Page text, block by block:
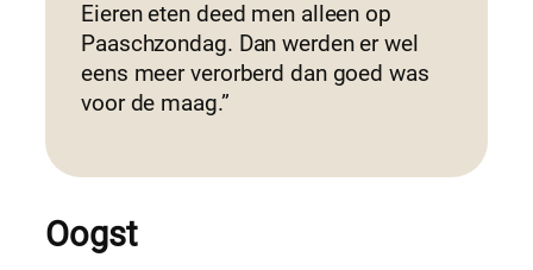
Eieren eten deed men alleen op
Paaschzondag. Dan werden er wel
eens meer verorberd dan goed was
voor de maag.”
Oogst